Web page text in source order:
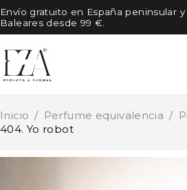
Envío gratuito en España peninsular
Baleares desde 99 €.
Inicio / Perfume equivalencia /
404. Yo robot